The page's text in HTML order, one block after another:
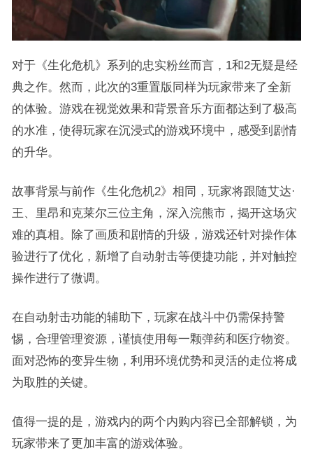
对于《生化危机》系列的忠实粉丝而言，1和2无疑是经
典之作。然而，此次的3重置版同样为玩家带来了全新
的体验。游戏在视觉效果和背景音乐方面都达到了极高
的水准，使得玩家在沉浸式的游戏环境中，感受到剧情
的升华。
故事背景与前作《生化危机2》相同，玩家将跟随艾达·
王、里昂和克莱尔三位主角，深入浣熊市，揭开这场灾
难的真相。除了画质和剧情的升级，游戏还针对操作体
验进行了优化，新增了自动射击等便捷功能，并对触控
操作进行了微调。
在自动射击功能的辅助下，玩家在战斗中仍需保持警
惕，合理管理资源，谨慎使用每一颗弹药和医疗物资。
面对恐怖的变异生物，利用环境优势和灵活的走位将成
为取胜的关键。
值得一提的是，游戏内的两个内购内容已全部解锁，为
玩家带来了更加丰富的游戏体验。